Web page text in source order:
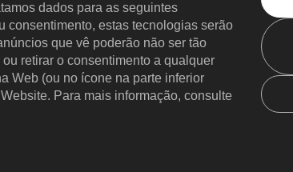
dados para as seguintes
consentimento, estas tecnologias serão
que vê poderão não ser tão
retirar o consentimento a qualquer
Web (ou no ícone na parte inferior
Para mais informação, consulte